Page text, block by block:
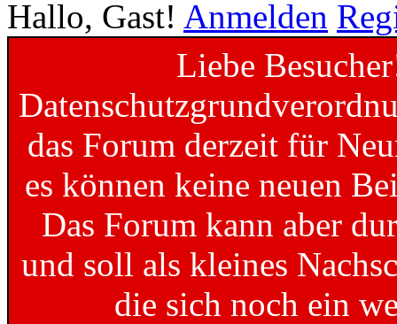
Hallo, Gast! Anmelden
Liebe
das Forum derzeit für
es können keine neuen
Das Forum kann aber
und soll als kleines
die sich noch ein